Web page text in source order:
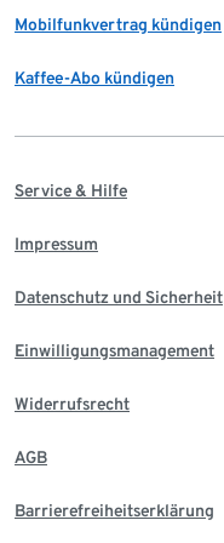
Mobilfunkvertrag kündigen
Kaffee-Abo kündigen
Service & Hilfe
Impressum
Datenschutz und Sicherheit
Einwilligungsmanagement
Widerrufsrecht
AGB
Barrierefreiheitserklärung